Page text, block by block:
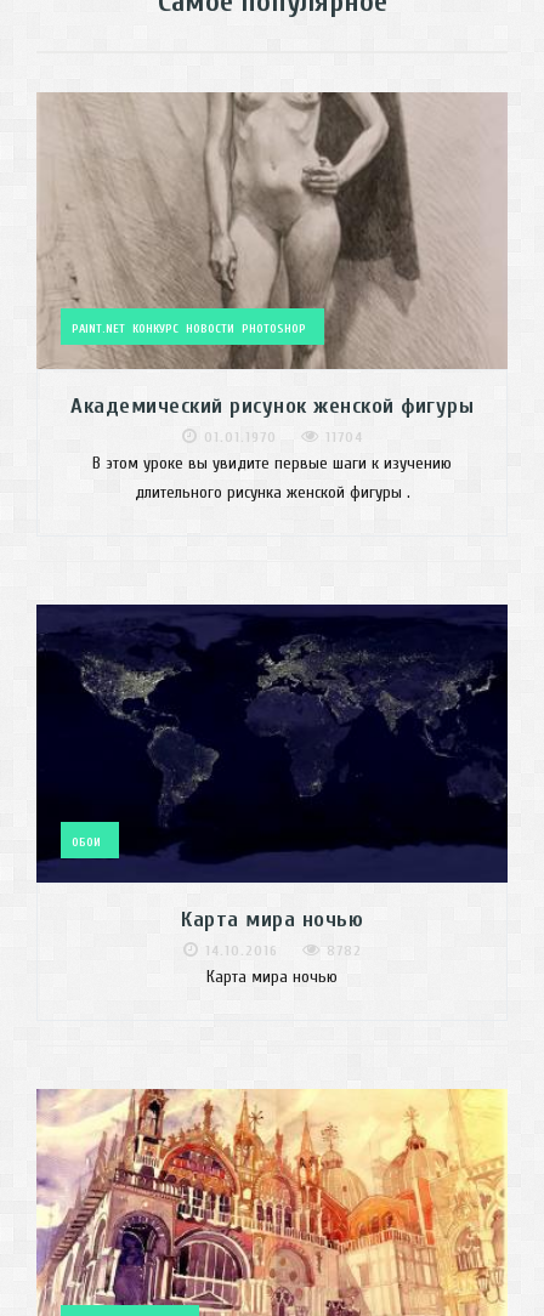
PAINT.NET КОНКУРС НОВОСТИ PHOTOSHOP
Академический рисунок женской фигуры
01.01.1970 11704
В этом уроке вы увидите первые шаги к изучению
длительного рисунка женской фигуры .
ОБОИ
Карта мира ночью
14.10.2016 8782
Карта мира ночью